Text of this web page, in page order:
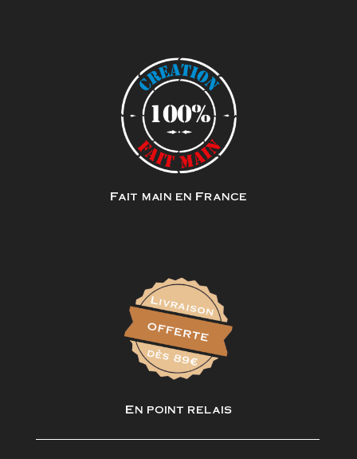
Fait main en France
En point relais